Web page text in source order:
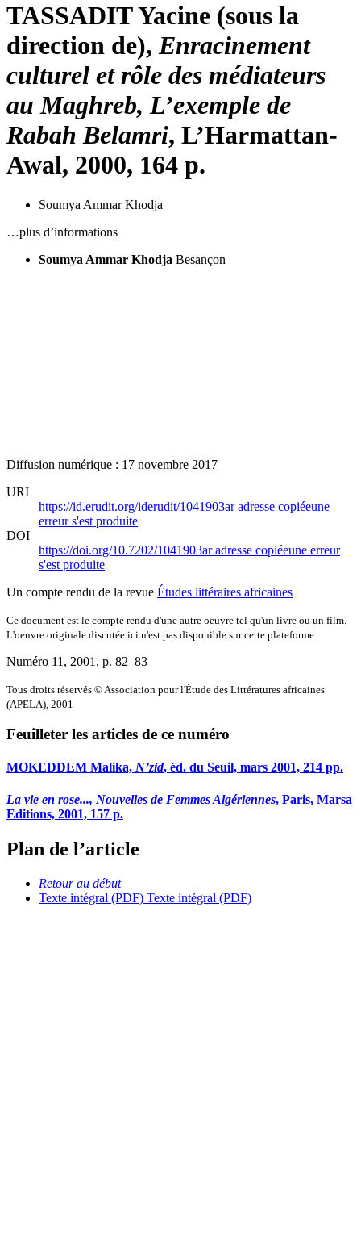
TASSADIT Yacine (sous la
direction de), Enracinement
culturel et rôle des médiateurs
au Maghreb, L’exemple de
Rabah Belamri, L’Harmattan-
Awal, 2000, 164 p.
Soumya Ammar Khodja
…plus d’informations
Soumya Ammar Khodja Besançon
Diffusion numérique : 17 novembre 2017
URI
https://id.erudit.org/iderudit/1041903aradresse copiéeune
erreur s'est produite
DOI
https://doi.org/10.7202/1041903aradresse copiéeune erreur
s'est produite
Un compte rendu de la revue Études littéraires africaines
Ce document est le compte rendu d'une autre oeuvre tel qu'un livre ou un film.
L'oeuvre originale discutée ici n'est pas disponible sur cette plateforme.
Numéro 11, 2001 , p. 82–83
Tous droits réservés © Association pour l'Étude des Littératures africaines
(APELA), 2001
Feuilleter les articles de ce numéro
MOKEDDEM Malika, N’zid, éd. du Seuil, mars 2001, 214 pp.
La vie en rose..., Nouvelles de Femmes Algériennes, Paris, Marsa
Editions, 2001, 157 p.
Plan de l’article
Retour au début
Texte intégral (PDF) Texte intégral (PDF)